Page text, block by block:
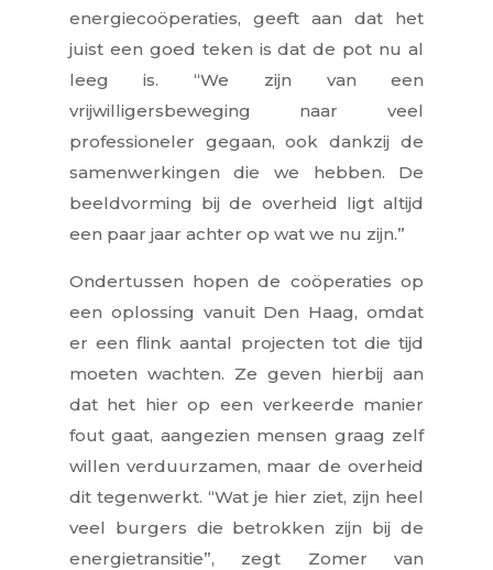
energiecoöperaties, geeft aan dat het
juist een goed teken is dat de pot nu al
leeg is. “We zijn van een
vrijwilligersbeweging naar veel
professioneler gegaan, ook dankzij de
samenwerkingen die we hebben. De
beeldvorming bij de overheid ligt altijd
een paar jaar achter op wat we nu zijn.”
Ondertussen hopen de coöperaties op
een oplossing vanuit Den Haag, omdat
er een flink aantal projecten tot die tijd
moeten wachten. Ze geven hierbij aan
dat het hier op een verkeerde manier
fout gaat, aangezien mensen graag zelf
willen verduurzamen, maar de overheid
dit tegenwerkt. “Wat je hier ziet, zijn heel
veel burgers die betrokken zijn bij de
energietransitie”, zegt Zomer van